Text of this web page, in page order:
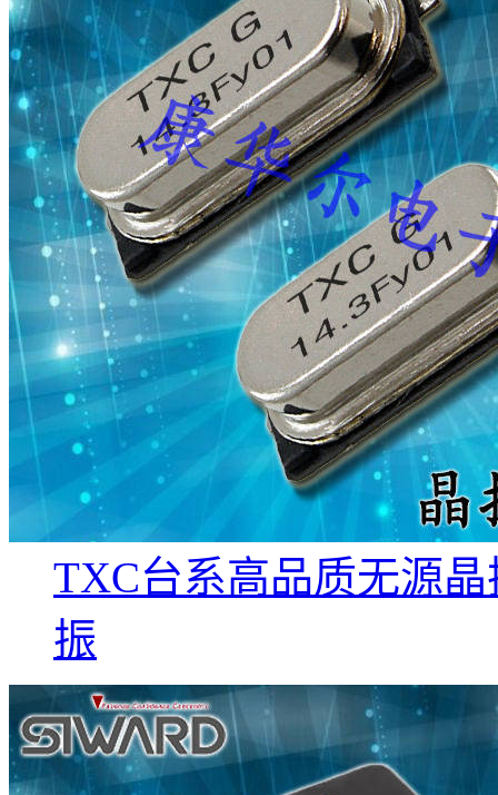
TXC台系高品质无源
振